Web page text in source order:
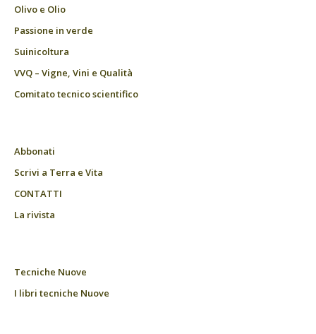
Olivo e Olio
Passione in verde
Suinicoltura
VVQ – Vigne, Vini e Qualità
Comitato tecnico scientifico
Abbonati
Scrivi a Terra e Vita
CONTATTI
La rivista
Tecniche Nuove
I libri tecniche Nuove